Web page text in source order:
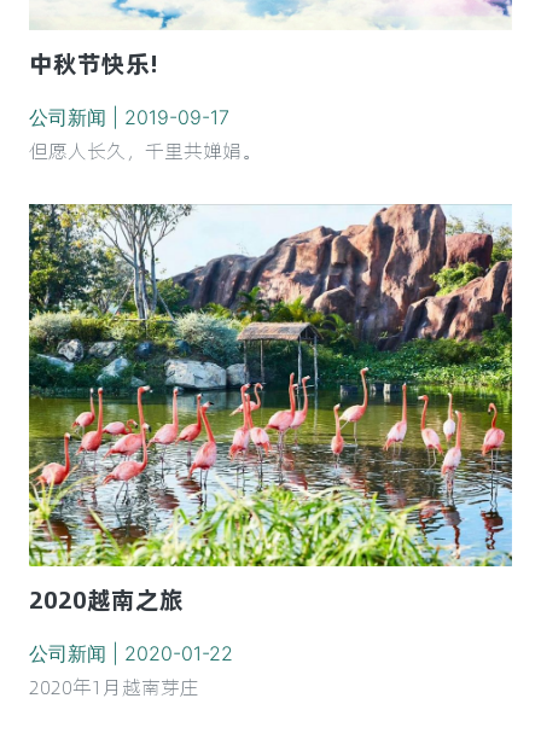
中秋节快乐!
公司新闻 | 2019-09-17
但愿人长久，千里共婵娟。
2020越南之旅
公司新闻 | 2020-01-22
2020年1月越南芽庄